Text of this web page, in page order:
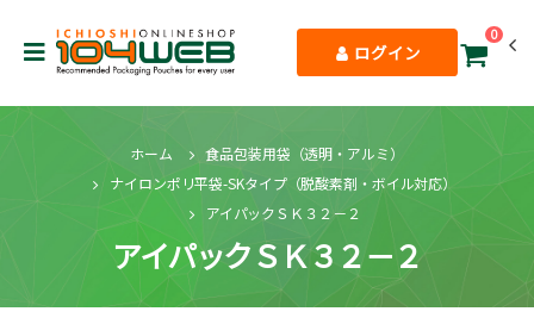
ログイン
0
ホーム
食品包装用袋（透明・アルミ）
ナイロンポリ平袋-SKタイプ（脱酸素剤・ボイル対応）
アイパックＳＫ３２－２
アイパックＳＫ３２－２